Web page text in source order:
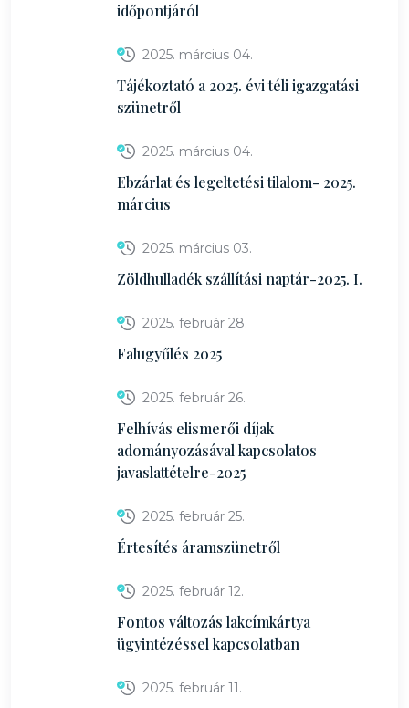
időpontjáról
2025. március 04.
Tájékoztató a 2025. évi téli igazgatási
szünetről
2025. március 04.
Ebzárlat és legeltetési tilalom- 2025.
március
2025. március 03.
Zöldhulladék szállítási naptár-2025. I.
2025. február 28.
Falugyűlés 2025
2025. február 26.
Felhívás elismerői díjak
adományozásával kapcsolatos
javaslattételre-2025
2025. február 25.
Értesítés áramszünetről
2025. február 12.
Fontos változás lakcímkártya
ügyintézéssel kapcsolatban
2025. február 11.